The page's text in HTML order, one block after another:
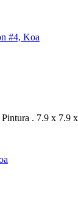
Pintura . 7.9 x 7.9